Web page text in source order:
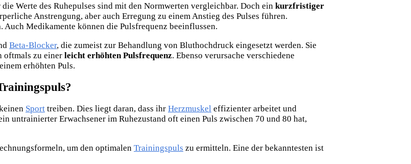
Werte des Ruhepulses sind mit den Normwerten vergleichbar. Doch ein kurzfristiger
Anstrengung, aber auch Erregung zu einem Anstieg des Pulses führen.
Medikamente können die Pulsfrequenz beeinflussen.
Beta-Blocker, die zumeist zur Behandlung von Bluthochdruck eingesetzt werden. Sie
oftmals zu einer leicht erhöhten Pulsfrequenz. Ebenso verursache verschiedene
erhöhten Puls.
Sport treiben. Dies liegt daran, dass ihr Herzmuskel effizienter arbeitet und
untrainierter Erwachsener im Ruhezustand oft einen Puls zwischen 70 und 80 hat,
um den optimalen Trainingspuls zu ermitteln. Eine der bekanntesten ist